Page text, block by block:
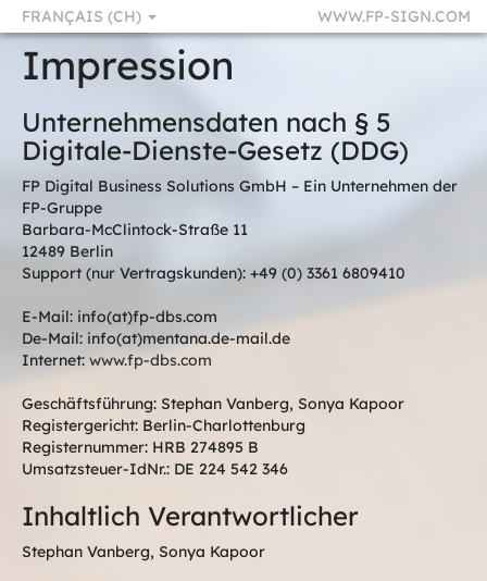
FRANÇAIS (CH) WWW.FP-SIGN.COM
Impression
Unternehmensdaten nach § 5
Digitale-Dienste-Gesetz (DDG)
FP Digital Business Solutions GmbH – Ein Unternehmen der
FP-Gruppe
Barbara-McClintock-Straße 11
12489 Berlin
Support (nur Vertragskunden): +49 (0) 3361 6809410
E-Mail: info(at)fp-dbs.com
De-Mail: info(at)mentana.de-mail.de
Internet: www.fp-dbs.com
Geschäftsführung: Stephan Vanberg, Sonya Kapoor
Registergericht: Berlin-Charlottenburg
Registernummer: HRB 274895 B
Umsatzsteuer-IdNr.: DE 224 542 346
Inhaltlich Verantwortlicher
Stephan Vanberg, Sonya Kapoor